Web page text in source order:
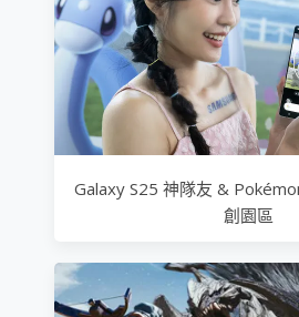
Galaxy S25 神隊友 &
創園區